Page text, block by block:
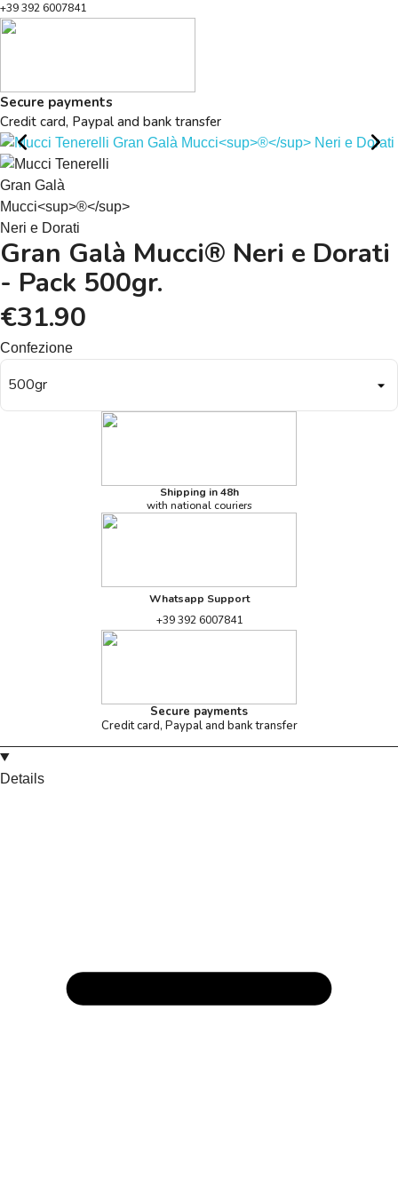
+39 392 6007841
Secure payments
Credit card, Paypal and bank transfer
Gran Galà Mucci® Neri e Dorati
- Pack 500gr.
€31.90
Confezione
Shipping in 48h
with national couriers
Whatsapp Support
+39 392 6007841
Secure payments
Credit card, Paypal and bank transfer
Details